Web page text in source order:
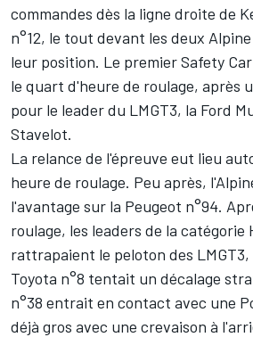
commandes dès la ligne droite de
n°12, le tout devant les deux Alpine
leur position. Le premier Safety
le quart d'heure de roulage, après
pour le leader du LMGT3, la Ford
Stavelot.
La relance de l'épreuve eut lieu
heure de roulage. Peu après,
l'avantage sur la Peugeot n°94.
roulage, les leaders de la catégorie
rattrapaient le peloton des
Toyota n°8 tentait un décalage
n°38 entrait en contact avec une
déjà gros avec une crevaison à